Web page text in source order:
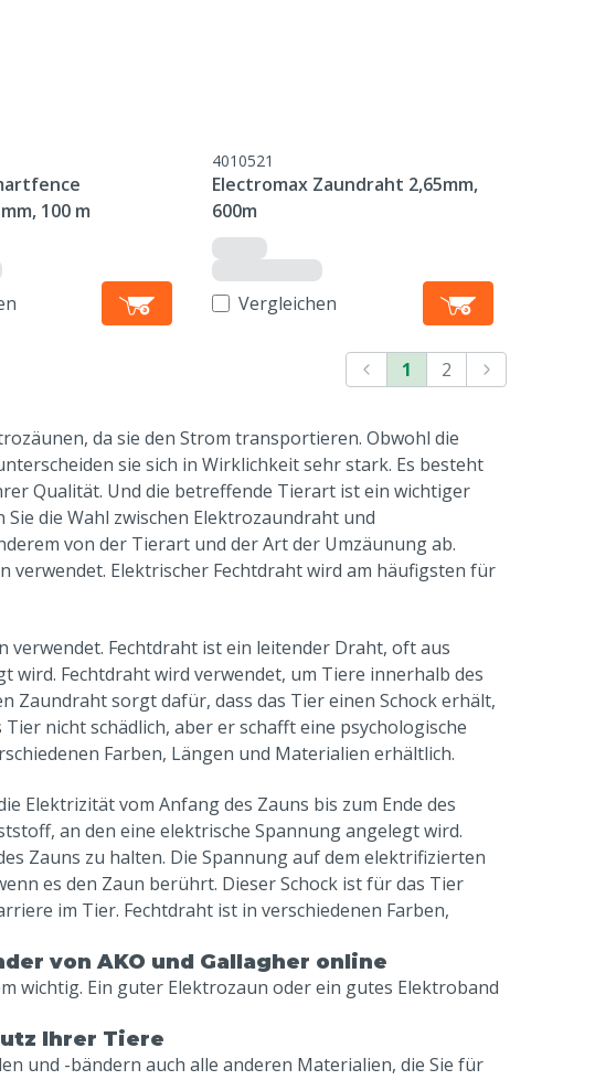
100 m
4010521
Electromax Zaundraht 2,65mm,
600m
Vergleichen
1
2
da sie den Strom transportieren. Obwohl die
sie sich in Wirklichkeit sehr stark. Es besteht
Qualität. Und die betreffende Tierart ist ein wichtiger
die Wahl zwischen Elektrozaundraht und
von der Tierart und der Art der Umzäunung ab.
Elektrischer Fechtdraht wird am häufigsten für
Fechtdraht ist ein leitender Draht, oft aus
wird. Fechtdraht wird verwendet, um Tiere innerhalb des
Zaundraht sorgt dafür, dass das Tier einen Schock erhält,
nicht schädlich, aber er schafft eine psychologische
Farben, Längen und Materialien erhältlich.
Elektrizität vom Anfang des Zauns bis zum Ende des
an den eine elektrische Spannung angelegt wird.
Zauns zu halten. Die Spannung auf dem elektrifizierten
es den Zaun berührt. Dieser Schock ist für das Tier
im Tier. Fechtdraht ist in verschiedenen Farben,
von AKO und Gallagher online
wichtig. Ein guter Elektrozaun oder ein gutes Elektroband
Ihrer Tiere
und -bändern auch alle anderen Materialien, die Sie für